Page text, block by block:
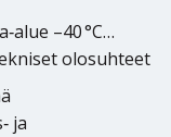
–40 °C…
olosuhteet
ja